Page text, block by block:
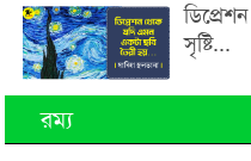
সৃষ্টি...
রম্য